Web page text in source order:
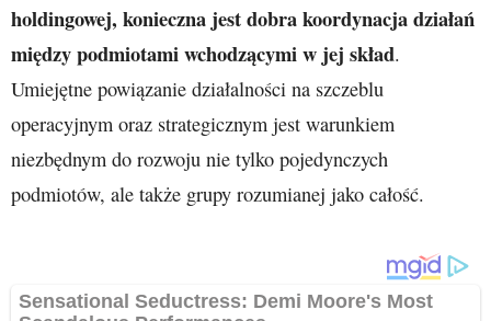
holdingowej, konieczna jest dobra koordynacja działań
między podmiotami wchodzącymi w jej skład.
Umiejętne powiązanie działalności na szczeblu
operacyjnym oraz strategicznym jest warunkiem
niezbędnym do rozwoju nie tylko pojedynczych
podmiotów, ale także grupy rozumianej jako całość.